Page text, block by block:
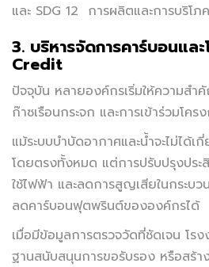
และ SDG 12 การผลิตและการบริโ
3. บริหารจัดการคาร์บอนแล
Credit
ปัจจุบัน หลายองค์กรเริ่มให้ความส
ก๊าซเรือนกระจก และการเข้าร่วมโคร
แม้ระบบบำบัดอากาศและน้ำจะไม่ได้
โดยตรงทั้งหมด แต่การปรับปรุงปร
ใช้ไฟฟ้า และลดการสูญเสียในกระบ
ลดคาร์บอนฟุตพรินต์ขององค์กรได้
เมื่อมีข้อมูลการตรวจวัดที่ชัดเจน โรง
ฐานสนับสนุนการขอรับรอง หรือสร้า